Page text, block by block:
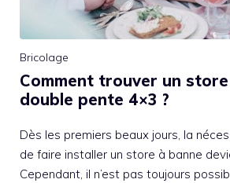
Bricolage
Comment trouver un
double pente 4×3 ?
Dès les premiers beaux jours, la
de faire installer un store à banne
Cependant, il n’est pas toujours